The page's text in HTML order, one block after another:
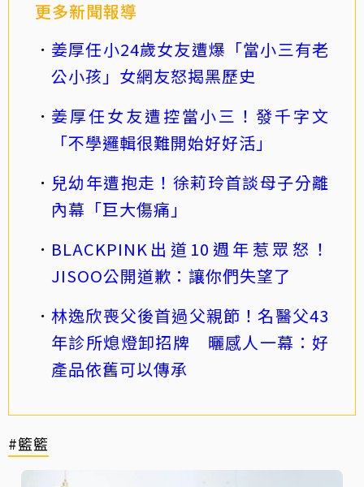
更多新聞報導
姜厚任小24歲女友遭爆「當小三有老
公小孩」女網友怒揭黑歷史
姜厚任女友遭控當小三！發千字文
「不學邏輯很難開始好好活」
兒幼年遭抱走！徐莉玲首談母子分離
內幕「巨大傷痛」
BLACKPINK出道10週年惹眾怒！
JISOO公開道歉：讓你們失望了
林逸欣喪父後首過父親節！名醫父43
年診所熄燈卸招牌 曬感人一幕：好
產品依舊可以傳承
#籃籃